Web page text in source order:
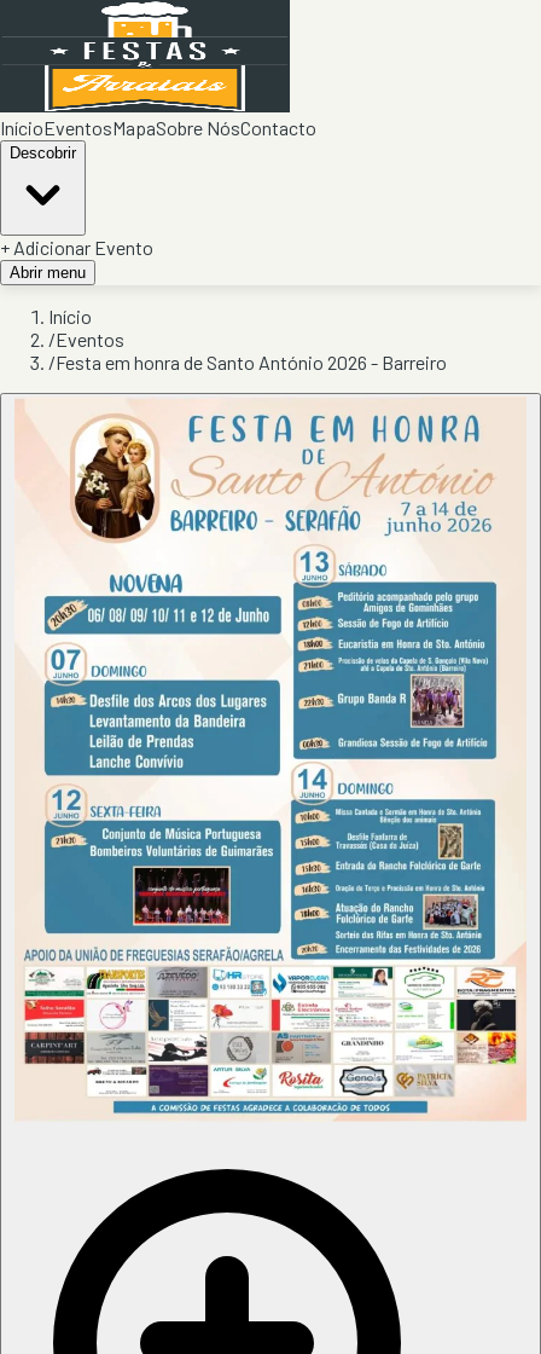
InícioEventosMapaSobre NósContacto
Descobrir
+ Adicionar Evento
Abrir menu
Início
/Eventos
/Festa em honra de Santo António 2026 - Barreiro